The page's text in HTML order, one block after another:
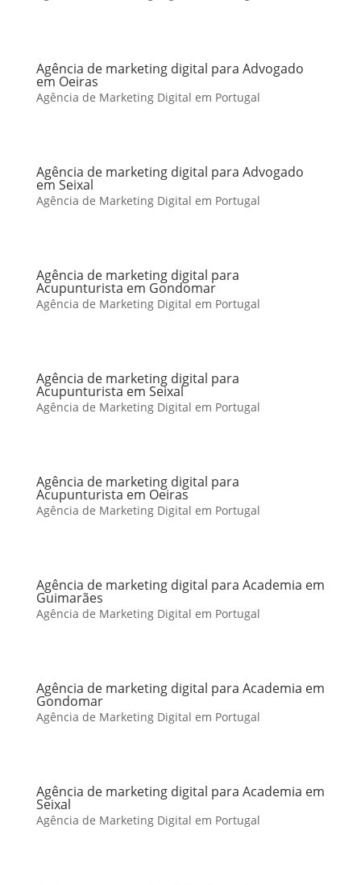
Agência de marketing digital para Advogado
em Oeiras
Agência de Marketing Digital em Portugal
Agência de marketing digital para Advogado
em Seixal
Agência de Marketing Digital em Portugal
Agência de marketing digital para
Acupunturista em Gondomar
Agência de Marketing Digital em Portugal
Agência de marketing digital para
Acupunturista em Seixal
Agência de Marketing Digital em Portugal
Agência de marketing digital para
Acupunturista em Oeiras
Agência de Marketing Digital em Portugal
Agência de marketing digital para Academia em
Guimarães
Agência de Marketing Digital em Portugal
Agência de marketing digital para Academia em
Gondomar
Agência de Marketing Digital em Portugal
Agência de marketing digital para Academia em
Seixal
Agência de Marketing Digital em Portugal